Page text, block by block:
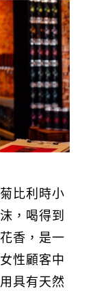
比利時小
，喝得到
香 ，是一
性顧客中
具有天然